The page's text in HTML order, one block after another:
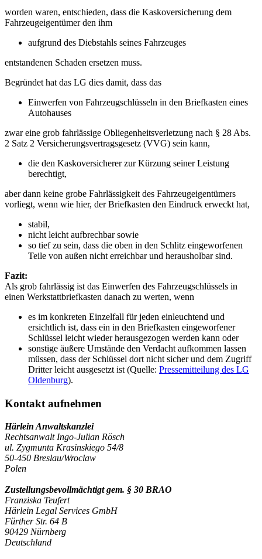
worden waren, entschieden, dass die Kaskoversicherung dem
Fahrzeugeigentümer den ihm
aufgrund des Diebstahls seines Fahrzeuges
entstandenen Schaden ersetzen muss.
Begründet hat das LG dies damit, dass das
Einwerfen von Fahrzeugschlüsseln in den Briefkasten eines
Autohauses
zwar eine grob fahrlässige Obliegenheitsverletzung nach § 28 Abs.
2 Satz 2 Versicherungsvertragsgesetz (VVG) sein kann,
die den Kaskoversicherer zur Kürzung seiner Leistung
berechtigt,
aber dann keine grobe Fahrlässigkeit des Fahrzeugeigentümers
vorliegt, wenn wie hier, der Briefkasten den Eindruck erweckt hat,
stabil,
nicht leicht aufbrechbar sowie
so tief zu sein, dass die oben in den Schlitz eingeworfenen
Teile von außen nicht erreichbar und herausholbar sind.
Fazit:
Als grob fahrlässig ist das Einwerfen des Fahrzeugschlüssels in
einen Werkstattbriefkasten danach zu werten, wenn
es im konkreten Einzelfall für jeden einleuchtend und
ersichtlich ist, dass ein in den Briefkasten eingeworfener
Schlüssel leicht wieder herausgezogen werden kann oder
sonstige äußere Umstände den Verdacht aufkommen lassen
müssen, dass der Schlüssel dort nicht sicher und dem Zugriff
Dritter leicht ausgesetzt ist (Quelle: Pressemitteilung des LG
Oldenburg).
Kontakt aufnehmen
Härlein Anwaltskanzlei
Rechtsanwalt Ingo-Julian Rösch
ul. Zygmunta Krasinskiego 54/8
50-450 Breslau/Wroclaw
Polen
Zustellungsbevollmächtigt gem. § 30 BRAO
Franziska Teufert
Härlein Legal Services GmbH
Fürther Str. 64 B
90429 Nürnberg
Deutschland